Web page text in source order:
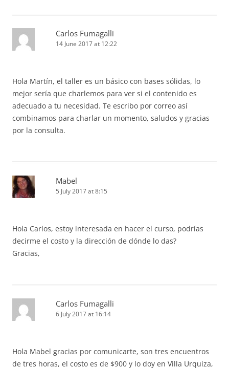
Carlos Fumagalli
14 June 2017 at 12:22
Hola Martín, el taller es un básico con bases sólidas, lo
mejor sería que charlemos para ver si el contenido es
adecuado a tu necesidad. Te escribo por correo así
combinamos para charlar un momento, saludos y gracias
por la consulta.
Mabel
5 July 2017 at 8:15
Hola Carlos, estoy interesada en hacer el curso, podrías
decirme el costo y la dirección de dónde lo das?
Gracias,
Carlos Fumagalli
6 July 2017 at 16:14
Hola Mabel gracias por comunicarte, son tres encuentros
de tres horas, el costo es de $900 y lo doy en Villa Urquiza,